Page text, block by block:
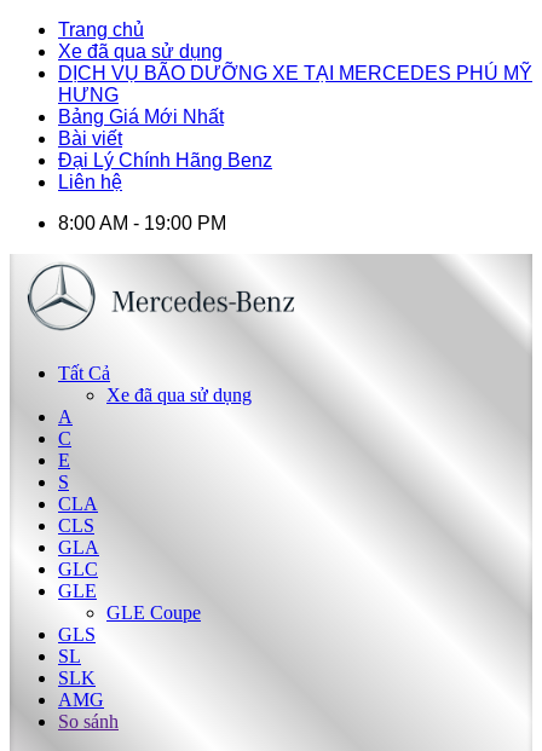
Trang chủ
Xe đã qua sử dụng
DỊCH VỤ BÃO DƯỠNG XE TẠI MERCEDES PHÚ MỸ
HƯNG
Bảng Giá Mới Nhất
Bài viết
Đại Lý Chính Hãng Benz
Liên hệ
8:00 AM - 19:00 PM
Tất Cả
Xe đã qua sử dụng
A
C
E
S
CLA
CLS
GLA
GLC
GLE
GLE Coupe
GLS
SL
SLK
AMG
So sánh